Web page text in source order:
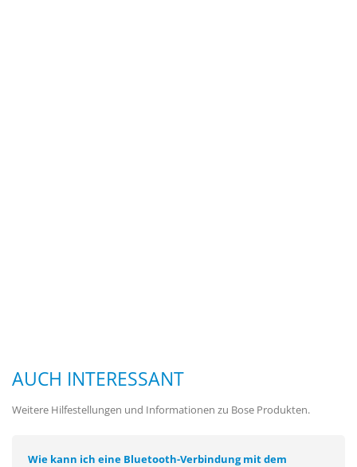
AUCH INTERESSANT
Weitere Hilfestellungen und Informationen zu Bose Produkten.
Wie kann ich eine Bluetooth-Verbindung mit dem